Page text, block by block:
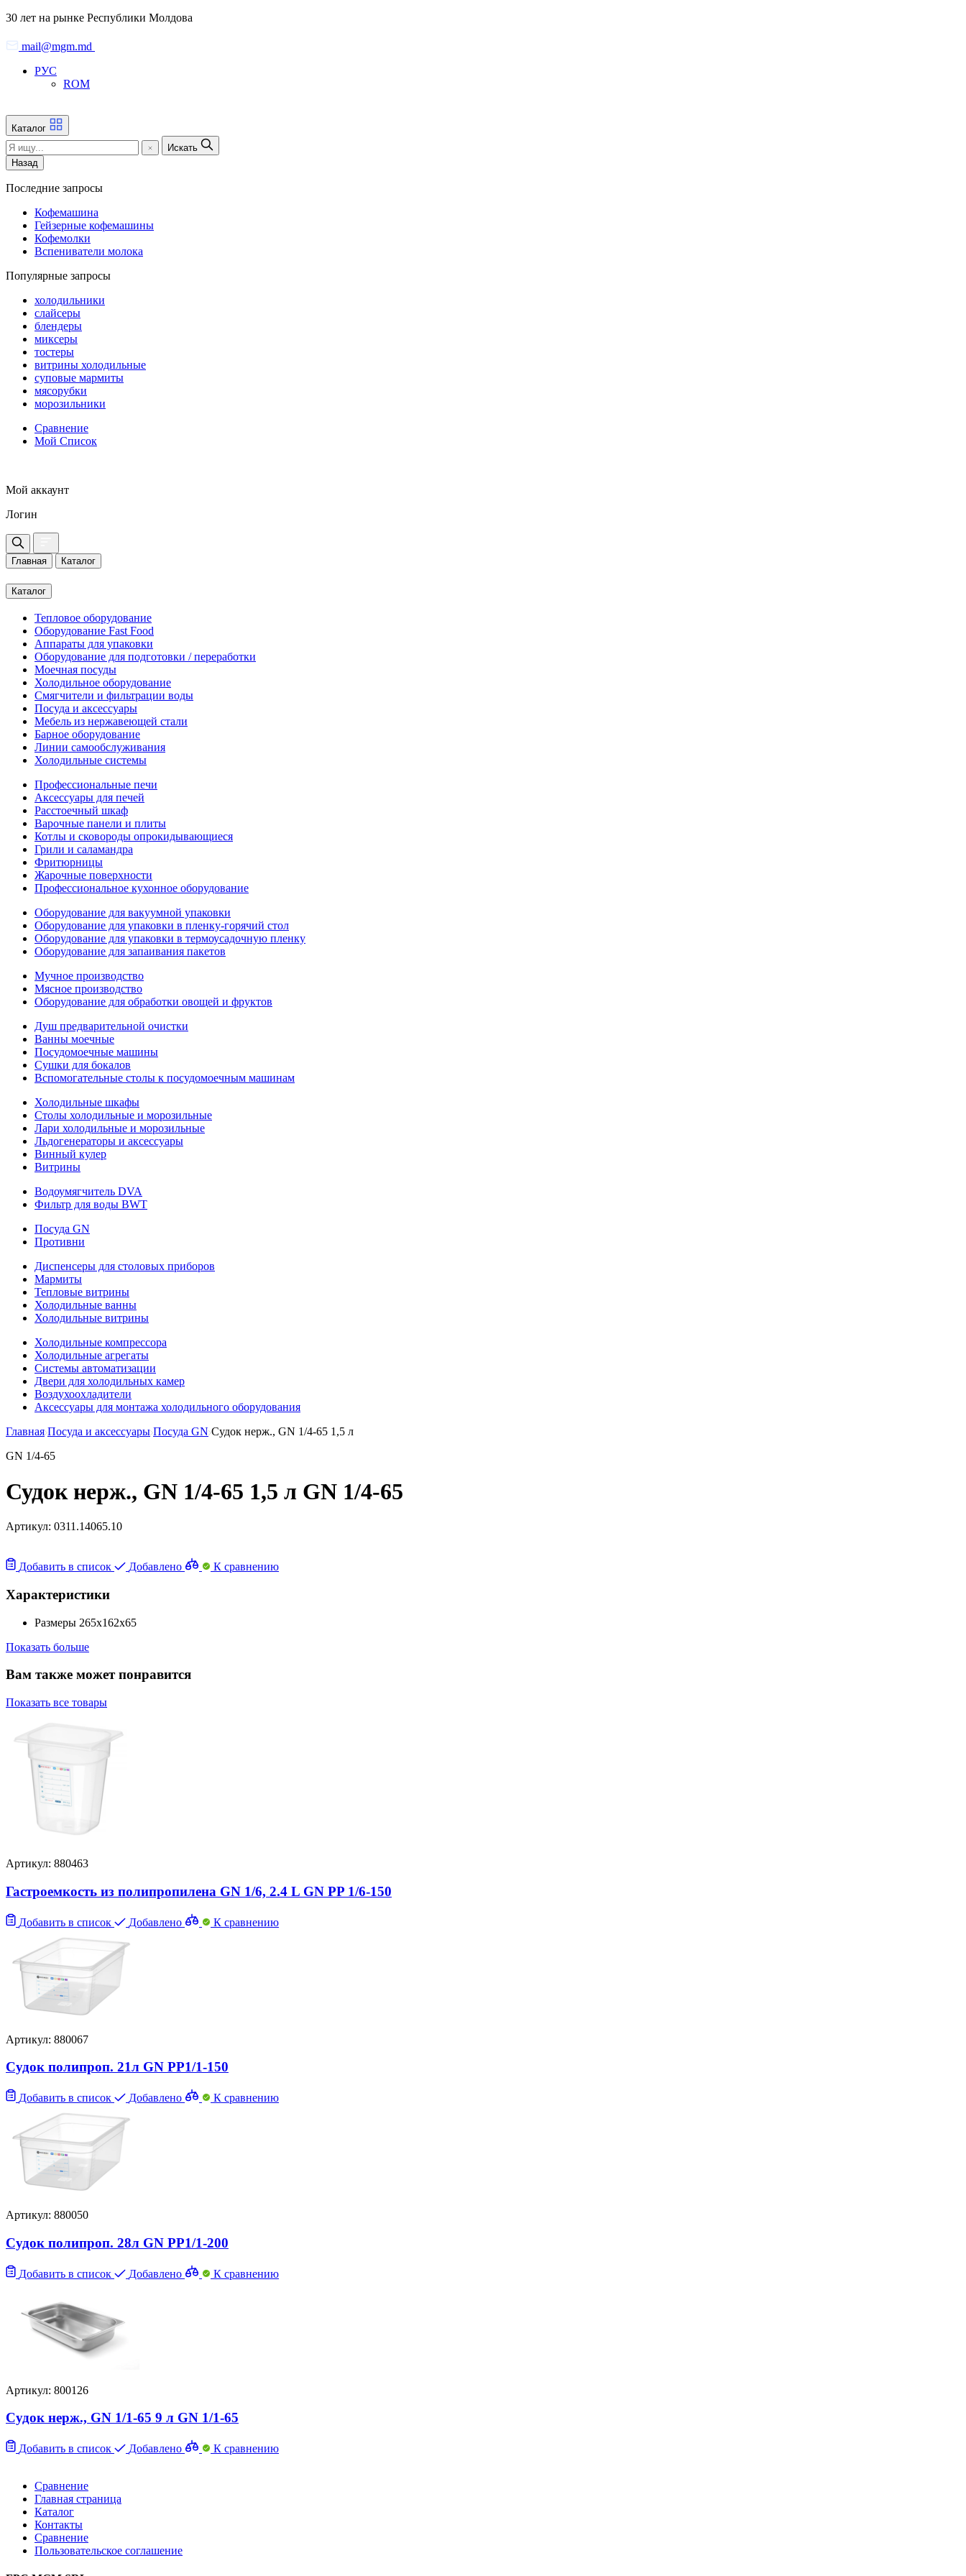
Skip
the
content
30 лет на рынке Республики Молдова
mail@mgm.md
РУС
ROM
Каталог
Искать
Назад
Последние запросы
Кофемашина
Гейзерные кофемашины
Кофемолки
Вспениватели молока
Популярные запросы
холодильники
слайсеры
блендеры
миксеры
тостеры
витрины холодильные
суповые мармиты
мясорубки
морозильники
Сравнение
Мой Список
Мой аккаунт
Логин
Главная Каталог
Каталог
Тепловое оборудование
Оборудование Fast Food
Аппараты для упаковки
Оборудование для подготовки / переработки
Моечная посуды
Холодильное оборудование
Смягчители и фильтрации воды
Посуда и аксессуары
Мебель из нержавеющей стали
Барное оборудование
Линии самообслуживания
Холодильные системы
Профессиональные печи
Аксессуары для печей
Расстоечный шкаф
Варочные панели и плиты
Котлы и сковороды опрокидывающиеся
Грили и саламандра
Фритюрницы
Жарочные поверхности
Профессиональное кухонное оборудование
Оборудование для вакуумной упаковки
Оборудование для упаковки в пленку-горячий стол
Оборудование для упаковки в термоусадочную пленку
Оборудование для запаивания пакетов
Мучное производство
Мясное производство
Оборудование для обработки овощей и фруктов
Душ предварительной очистки
Ванны моечные
Посудомоечные машины
Сушки для бокалов
Вспомогательные столы к посудомоечным машинам
Холодильные шкафы
Столы холодильные и морозильные
Лари холодильные и морозильные
Льдогенераторы и аксессуары
Винный кулер
Витрины
Водоумягчитель DVA
Фильтр для воды BWT
Посуда GN
Противни
Диспенсеры для столовых приборов
Мармиты
Тепловые витрины
Холодильные ванны
Холодильные витрины
Холодильные компрессора
Холодильные агрегаты
Системы автоматизации
Двери для холодильных камер
Воздухоохладители
Аксессуары для монтажа холодильного оборудования
Главная Посуда и аксессуары Посуда GN Судок нерж., GN 1/4-65 1,5 л
GN 1/4-65
Судок нерж., GN 1/4-65 1,5 л GN 1/4-65
Артикул: 0311.14065.10
Добавить в список Добавлено К сравнению
Характеристики
Размеры 265х162х65
Показать больше
Вам также может понравится
Показать все товары
Артикул: 880463
Гастроемкость из полипропилена GN 1/6, 2.4 L GN PP 1/6-150
Добавить в список Добавлено К сравнению
Артикул: 880067
Судок полипроп. 21л GN PP1/1-150
Добавить в список Добавлено К сравнению
Артикул: 880050
Судок полипроп. 28л GN PP1/1-200
Добавить в список Добавлено К сравнению
Артикул: 800126
Судок нерж., GN 1/1-65 9 л GN 1/1-65
Добавить в список Добавлено К сравнению
Сравнение
Главная страница
Каталог
Контакты
Сравнение
Пользовательское соглашение